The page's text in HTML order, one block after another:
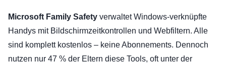
Microsoft Family Safety verwaltet Windows-verknüpfte
Handys mit Bildschirmzeitkontrollen und Webfiltern. Alle
sind komplett kostenlos – keine Abonnements. Dennoch
nutzen nur 47 % der Eltern diese Tools, oft unter der